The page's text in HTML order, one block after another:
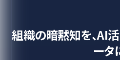
組織の暗黙知を、AI
ータ